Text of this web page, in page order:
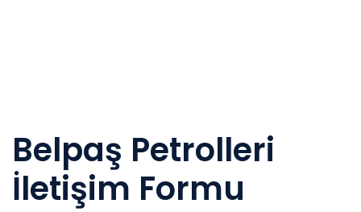
Belpaş Petrolleri
İletişim Formu